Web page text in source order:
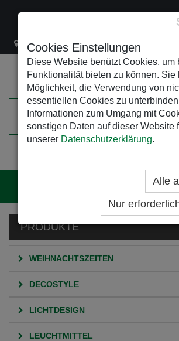
Cookies Einstellungen
Diese Website benützt Cookies, um
Funktionalität bieten zu können. Sie
Möglichkeit, die Verwendung von
essentiellen Cookies zu
Informationen zum Umgang mit
sonstigen Daten auf dieser Website
unserer Datenschutzerklärung.
Alle
Nur
Lacknergasse 78 +43/1/470 37 00
PRODUKTE
WEIHNACHTSZEITEN
DECOSTYLE
LICHTDESIGN
LEUCHTMITTEL